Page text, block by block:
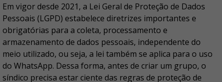
Em vigor desde 2021, a Lei Geral de Proteção de Dados
Pessoais (LGPD) estabelece diretrizes importantes e
obrigatórias para a coleta, processamento e
armazenamento de dados pessoais, independente do
meio utilizado, ou seja, a lei também se aplica para o uso
do WhatsApp. Dessa forma, antes de criar um grupo, o
síndico precisa estar ciente das regras de proteção de